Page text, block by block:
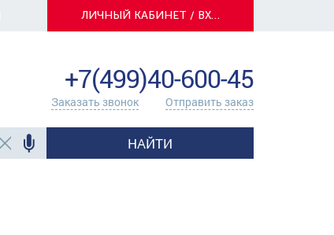
ЛИЧНЫЙ КАБИНЕТ / ВХОД
+7(499)40-600-45
Заказать звонок Отправить заказ
НАЙТИ